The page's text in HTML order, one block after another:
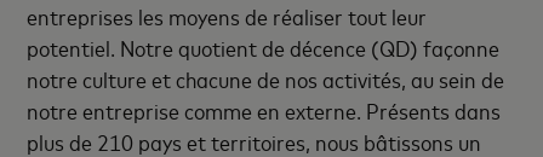
entreprises les moyens de réaliser tout leur
potentiel. Notre quotient de décence (QD) façonne
notre culture et chacune de nos activités, au sein de
notre entreprise comme en externe. Présents dans
plus de 210 pays et territoires, nous bâtissons un